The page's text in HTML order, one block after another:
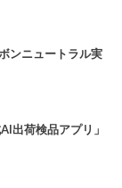
ンニュートラル実
出荷検品アプリ」